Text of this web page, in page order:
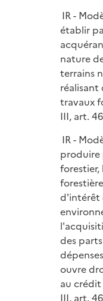
IR -
établir
nature
terrains
réalisant
travaux
III, art.
IR -
produire
d'intérêt
des
ouvre
au
III, art.